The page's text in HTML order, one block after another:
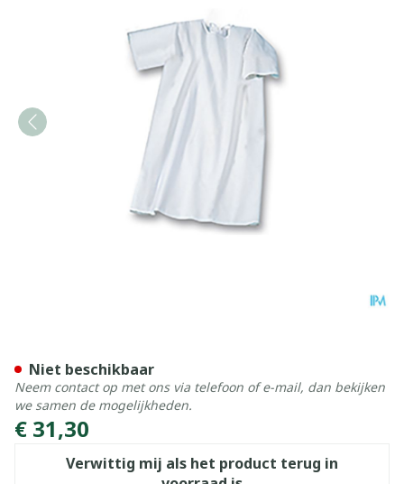
€ 31,30
Verwittig mij als het product terug in
Niet beschikbaar
Neem contact op met ons via telefoon of e-mail, dan bekijken
we samen de mogelijkheden.